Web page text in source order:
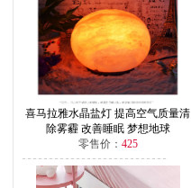
喜马拉雅水晶盐灯 提高空气质量清
除雾霾 改善睡眠 梦想地球
零售价： 425